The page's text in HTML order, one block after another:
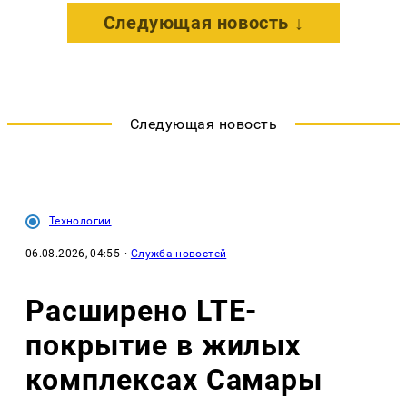
Следующая новость ↓
Следующая новость
Технологии
06.08.2026, 04:55 · Служба новостей
Расширено LTE-
покрытие в жилых
комплексах Самары